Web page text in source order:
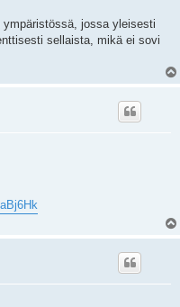
jossa yleisesti
sellaista, mikä ei sovi